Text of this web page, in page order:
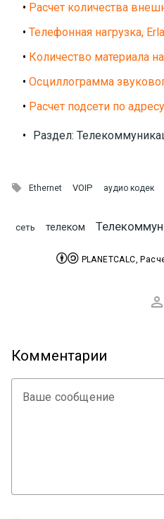
• Расчет количества
• Телефонная нагрузка,
• Количество материала
• Осциллограмма
• Расчет подсети по
• Раздел:
 Ethernet VOIP аудио кодек
сеть телеком
 PLANETCALC,

Комментарии
Ваше сообщение